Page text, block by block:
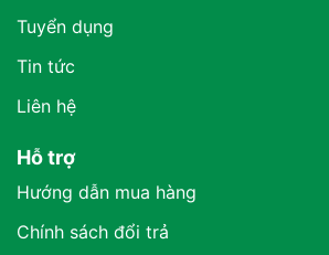
Tuyển dụng
Tin tức
Liên hệ
Hỗ trợ
Hướng dẫn mua hàng
Chính sách đổi trả